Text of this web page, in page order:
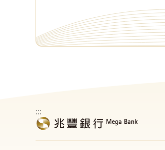
:::